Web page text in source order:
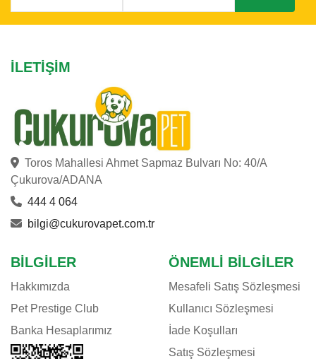
İLETIŞIM
Toros Mahallesi Ahmet Sapmaz Bulvarı No: 40/A
Çukurova/ADANA
444 4 064
bilgi@cukurovapet.com.tr
BILGILER
Hakkımızda
Pet Prestige Club
Banka Hesaplarımız
ÖNEMLI BILGILER
Mesafeli Satış Sözleşmesi
Kullanıcı Sözleşmesi
İade Koşulları
Satış Sözleşmesi